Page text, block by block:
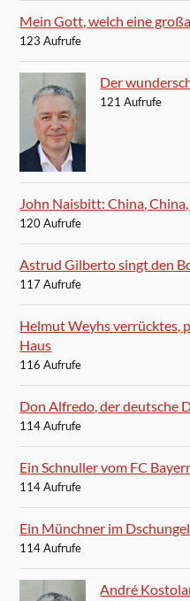
Mein Gott, welch eine
123 Aufrufe
Der
121 Aufrufe
John Naisbitt: China,
120 Aufrufe
Astrud Gilberto singt den
117 Aufrufe
Helmut Weyhs verrücktes,
Haus
116 Aufrufe
Don Alfredo, der deutsche
114 Aufrufe
Ein Schnuller vom FC
114 Aufrufe
Ein Münchner im
114 Aufrufe
André